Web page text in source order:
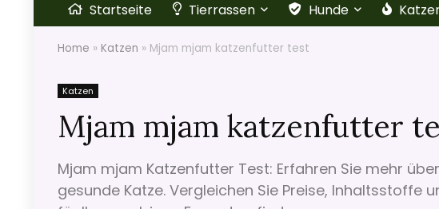
Startseite Tierrassen Hunde
Home » Katzen » Mjam mjam katzenfutter test
Katzen
Mjam mjam katzenfutter
Mjam mjam Katzenfutter Test: Erfahren Sie mehr
gesunde Katze. Vergleichen Sie Preise, Inhaltsstoffe